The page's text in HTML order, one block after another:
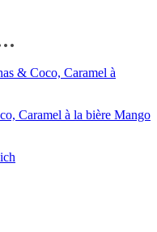
Caramel à la bière Mango